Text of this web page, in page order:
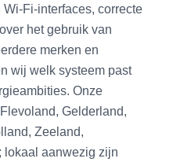
correcte
het gebruik van
merken en
wij welk systeem past
Onze
Gelderland,
Zeeland,
lokaal aanwezig zijn